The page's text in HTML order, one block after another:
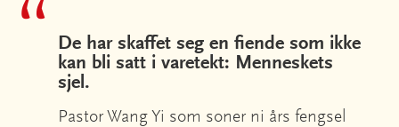
De har skaffet seg en fiende som ikke
kan bli satt i varetekt: Menneskets
sjel.
Pastor Wang Yi som soner ni års fengsel